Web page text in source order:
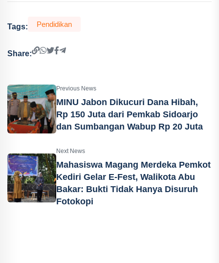
Tags: Pendidikan
Share:
Previous News
MINU Jabon Dikucuri Dana Hibah,
Rp 150 Juta dari Pemkab Sidoarjo
dan Sumbangan Wabup Rp 20 Juta
Next News
Mahasiswa Magang Merdeka Pemkot
Kediri Gelar E-Fest, Walikota Abu
Bakar: Bukti Tidak Hanya Disuruh
Fotokopi